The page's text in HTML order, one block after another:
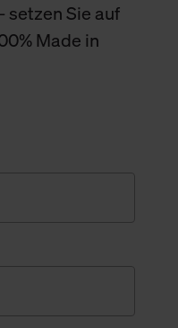
setzen Sie auf
Made in